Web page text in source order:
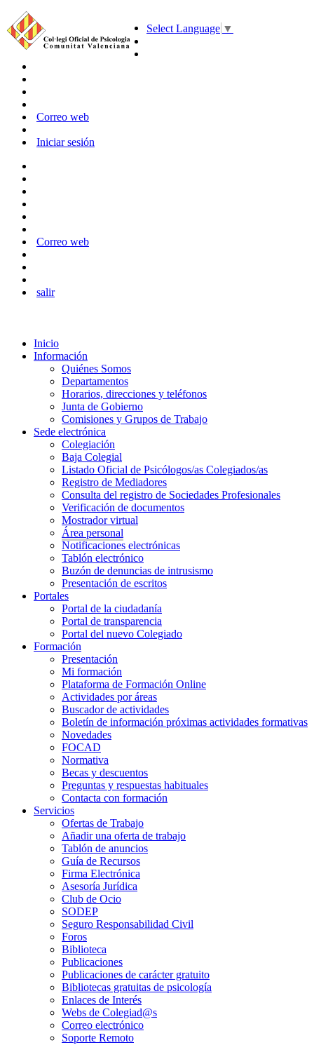
Select Language ▼
Correo web
Iniciar sesión
Correo web
salir
Inicio
Información
Quiénes Somos
Departamentos
Horarios, direcciones y teléfonos
Junta de Gobierno
Comisiones y Grupos de Trabajo
Sede electrónica
Colegiación
Baja Colegial
Listado Oficial de Psicólogos/as Colegiados/as
Registro de Mediadores
Consulta del registro de Sociedades Profesionales
Verificación de documentos
Mostrador virtual
Área personal
Notificaciones electrónicas
Tablón electrónico
Buzón de denuncias de intrusismo
Presentación de escritos
Portales
Portal de la ciudadanía
Portal de transparencia
Portal del nuevo Colegiado
Formación
Presentación
Mi formación
Plataforma de Formación Online
Actividades por áreas
Buscador de actividades
Boletín de información próximas actividades formativas
Novedades
FOCAD
Normativa
Becas y descuentos
Preguntas y respuestas habituales
Contacta con formación
Servicios
Ofertas de Trabajo
Añadir una oferta de trabajo
Tablón de anuncios
Guía de Recursos
Firma Electrónica
Asesoría Jurídica
Club de Ocio
SODEP
Seguro Responsabilidad Civil
Foros
Biblioteca
Publicaciones
Publicaciones de carácter gratuito
Bibliotecas gratuitas de psicología
Enlaces de Interés
Webs de Colegiad@s
Correo electrónico
Soporte Remoto